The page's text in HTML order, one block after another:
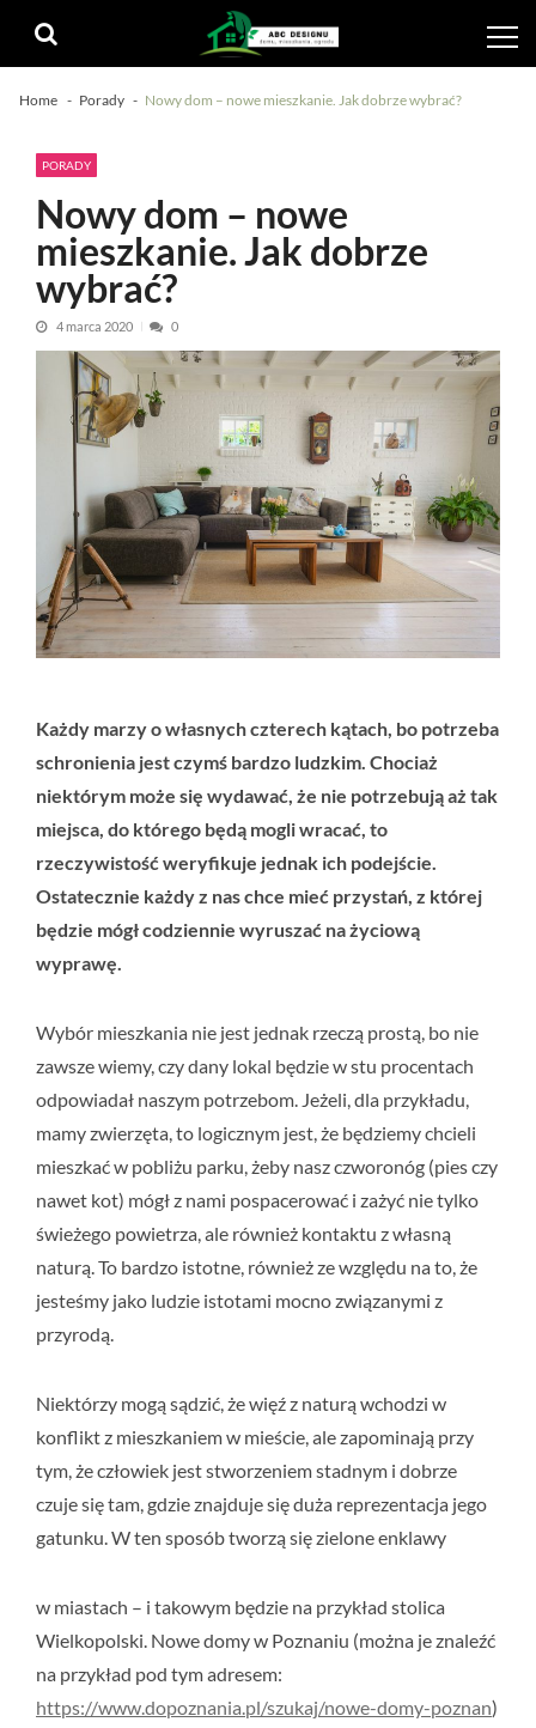
navigation
content
Home Porady Nowy dom – nowe mieszkanie. Jak dobrze wybrać?
PORADY
Nowy dom – nowe
mieszkanie. Jak dobrze
wybrać?
4 marca 2020 0
Każdy marzy o własnych czterech kątach, bo potrzeba
schronienia jest czymś bardzo ludzkim. Chociaż
niektórym może się wydawać, że nie potrzebują aż tak
miejsca, do którego będą mogli wracać, to
rzeczywistość weryfikuje jednak ich podejście.
Ostatecznie każdyz nas chce mieć przystań, z której
będzie mógł codziennie wyruszać na życiową
wyprawę.
Wybór mieszkania nie jest jednak rzeczą prostą, bo nie
zawsze wiemy, czy dany lokal będzie w stu procentach
odpowiadał naszym potrzebom. Jeżeli, dla przykładu,
mamy zwierzęta, to logicznym jest, że będziemy chcieli
mieszkać w pobliżu parku, żeby nasz czworonóg (pies czy
nawet kot) mógł z nami pospacerować i zażyć nie tylko
świeżego powietrza, ale również kontaktu z własną
naturą. To bardzo istotne, również ze względu na to, że
jesteśmy jako ludzie istotami mocno związanymi z
przyrodą.
Niektórzy mogą sądzić, że więź z naturą wchodzi w
konflikt z mieszkaniem w mieście, ale zapominają przy
tym, że człowiek jest stworzeniem stadnym i dobrze
czuje się tam, gdzie znajduje się duża reprezentacja jego
gatunku. W ten sposób tworzą się zielone enklawy
w miastach – i takowym będzie na przykład stolica
Wielkopolski. Nowe domy w Poznaniu (można je znaleźć
na przykład pod tym adresem:
https://www.dopoznania.pl/szukaj/nowe-domy-poznan)